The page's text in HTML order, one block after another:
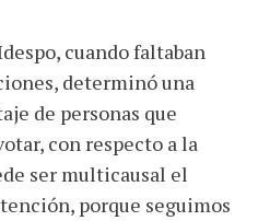
cuando faltaban
determinó una
de personas que
con respecto a la
ser multicausal el
porque seguimos